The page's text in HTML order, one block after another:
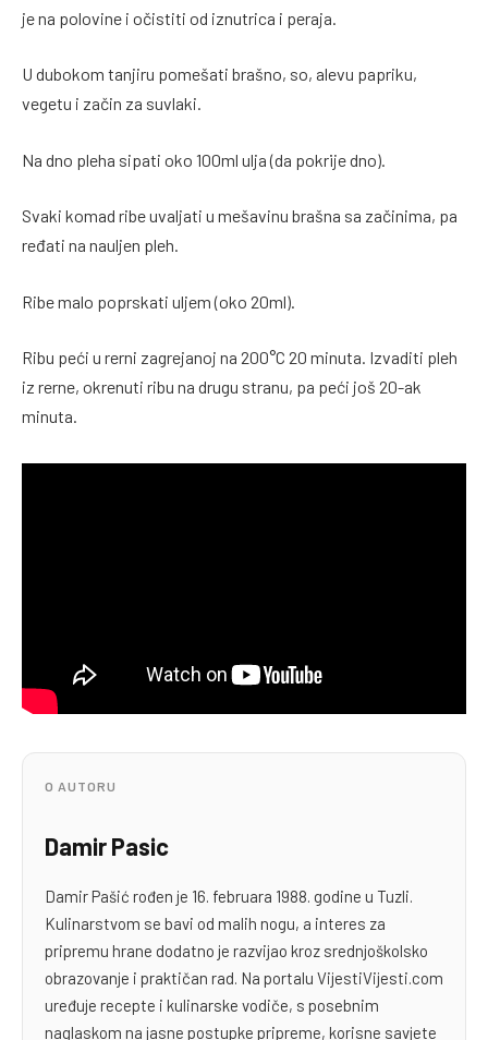
je na polovine i očistiti od iznutrica i peraja.
U dubokom tanjiru pomešati brašno, so, alevu papriku,
vegetu i začin za suvlaki.
Na dno pleha sipati oko 100ml ulja (da pokrije dno).
Svaki komad ribe uvaljati u mešavinu brašna sa začinima, pa
ređati na nauljen pleh.
Ribe malo poprskati uljem (oko 20ml).
Ribu peći u rerni zagrejanoj na 200°C 20 minuta. Izvaditi pleh
iz rerne, okrenuti ribu na drugu stranu, pa peći još 20-ak
minuta.
O AUTORU
Damir Pasic
Damir Pašić rođen je 16. februara 1988. godine u Tuzli.
Kulinarstvom se bavi od malih nogu, a interes za
pripremu hrane dodatno je razvijao kroz srednjoškolsko
obrazovanje i praktičan rad. Na portalu VijestiVijesti.com
uređuje recepte i kulinarske vodiče, s posebnim
naglaskom na jasne postupke pripreme, korisne savjete